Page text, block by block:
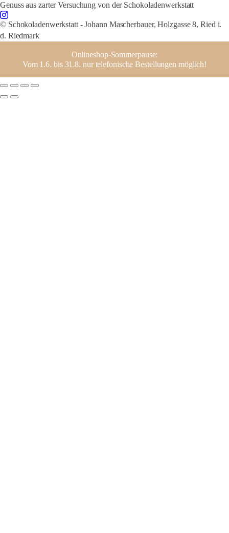
Genuss aus zarter Versuchung von der Schokoladenwerkstatt
© Schokoladenwerkstatt - Johann Mascherbauer, Holzgasse 8, Ried i.
d. Riedmark
Onlineshop-Sommerpause:
Vom 1.6. bis 31.8. nur telefonische Bestellungen möglich!